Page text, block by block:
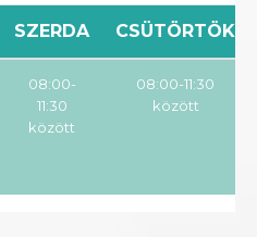
SZERDA CSÜTÖRTÖK
08:00-
11:30
között
08:00-11:30
között